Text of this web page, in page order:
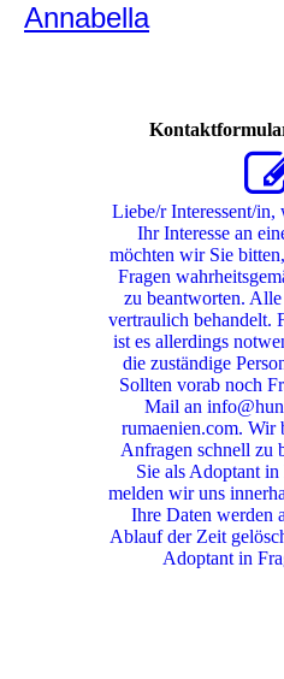
Annabella
Liebe/r Interessent/in,
Ihr Interesse an
möchten wir Sie
Fragen
zu beantworten.
vertraulich behandelt.
ist es allerdings
die zuständige
Sollten vorab noch
Mail an
rumaenien.com. Wir
Anfragen schnell zu
Sie als Adoptant
melden wir uns
Ihre Daten werden
Ablauf der Zeit
Adoptant in